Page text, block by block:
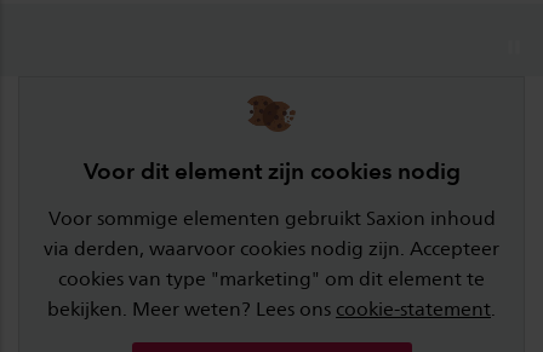
Voor dit element zijn cookies nodig
Voor sommige elementen gebruikt Saxion inhoud
via derden, waarvoor cookies nodig zijn. Accepteer
cookies van type "marketing" om dit element te
bekijken. Meer weten? Lees ons cookie-statement.